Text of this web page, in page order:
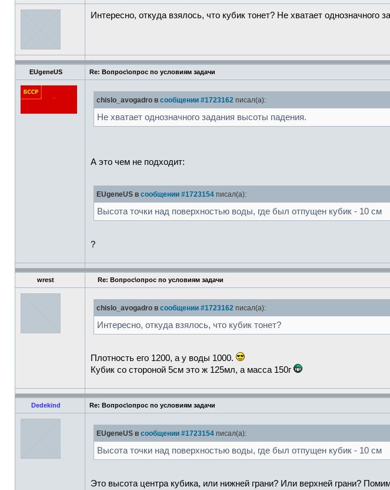
Интересно, откуда взялось, что кубик тонет? Не хватает
EUgeneUS Re: Вопрос\опрос по условиям задачи
chislo_avogadro в сообщении #1723162 писал(а):
Не хватает однозначного задания высоты падения.
А это чем не подходит:
EUgeneUS в сообщении #1723154 писал(а):
Высота точки над поверхностью воды, где был отпущен кубик - 10 см
?
wrest Re: Вопрос\опрос по условиям задачи
chislo_avogadro в сообщении #1723162 писал(а):
Интересно, откуда взялось, что кубик тонет?
Плотность его 1200, а у воды 1000.
Кубик со стороной 5см это ж 125мл, а масса 150г
Dedekind Re: Вопрос\опрос по условиям задачи
EUgeneUS в сообщении #1723154 писал(а):
Высота точки над поверхностью воды, где был отпущен кубик - 10 см
Это высота центра кубика, или нижней грани? Или верхней грани?